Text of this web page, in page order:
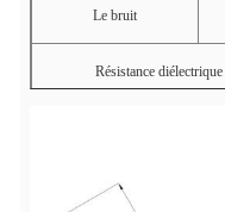
Le bruit
Résistance diélectrique
Nom de l'entreprise